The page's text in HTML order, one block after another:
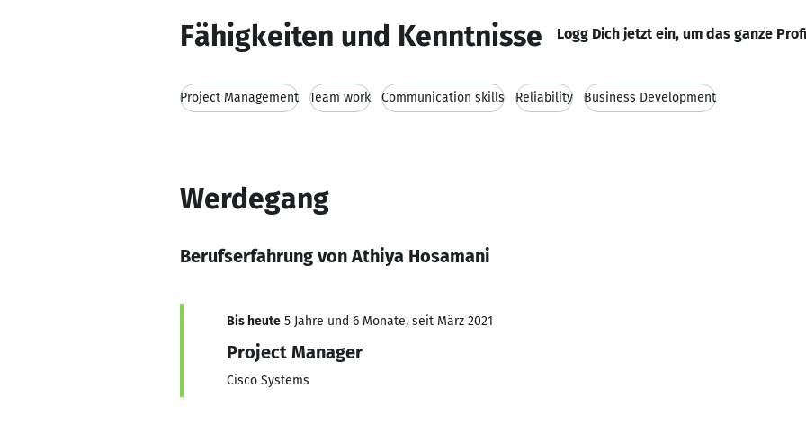
Fähigkeiten und Kenntnisse Logg Dich jetzt ein, um das ganze
Project Management Team work Communication skills Reliability Business Development
Werdegang
Berufserfahrung von Athiya Hosamani
Bis heute 5 Jahre und 6 Monate, seit März 2021
Project Manager
Cisco Systems